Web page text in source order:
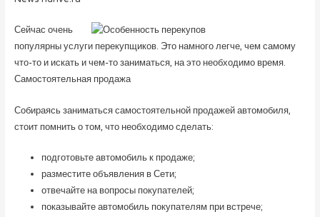
Сейчас очень
популярны услуги перекупщиков. Это намного легче, чем самому
что-то и искать и чем-то заниматься, на это необходимо время.
Самостоятельная продажа
Собираясь заниматься самостоятельной продажей автомобиля,
стоит помнить о том, что необходимо сделать:
подготовьте автомобиль к продаже;
разместите объявления в Сети;
отвечайте на вопросы покупателей;
показывайте автомобиль покупателям при встрече;